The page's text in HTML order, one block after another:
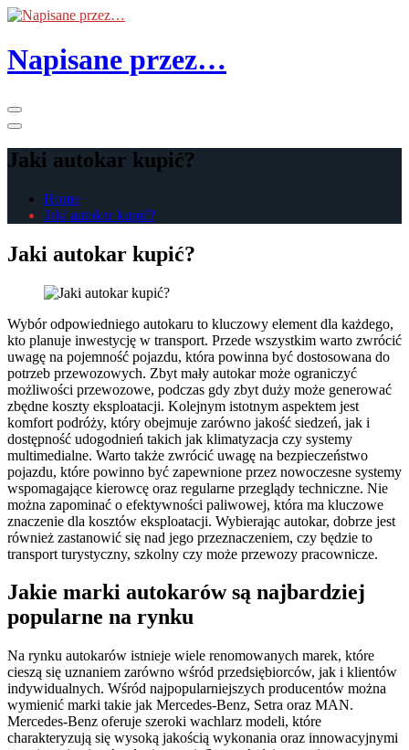
Skip
the
content
Napisane przez…
Jaki autokar kupić?
Home
Jaki autokar kupić?
Jaki autokar kupić?
Wybór odpowiedniego autokaru to kluczowy element dla każdego,
kto planuje inwestycję w transport. Przede wszystkim warto zwrócić
uwagę na pojemność pojazdu, która powinna być dostosowana do
potrzeb przewozowych. Zbyt mały autokar może ograniczyć
możliwości przewozowe, podczas gdy zbyt duży może generować
zbędne koszty eksploatacji. Kolejnym istotnym aspektem jest
komfort podróży, który obejmuje zarówno jakość siedzeń, jak i
dostępność udogodnień takich jak klimatyzacja czy systemy
multimedialne. Warto także zwrócić uwagę na bezpieczeństwo
pojazdu, które powinno być zapewnione przez nowoczesne systemy
wspomagające kierowcę oraz regularne przeglądy techniczne. Nie
można zapominać o efektywności paliwowej, która ma kluczowe
znaczenie dla kosztów eksploatacji. Wybierając autokar, dobrze jest
również zastanowić się nad jego przeznaczeniem, czy będzie to
transport turystyczny, szkolny czy może przewozy pracownicze.
Jakie marki autokarów są najbardziej
popularne na rynku
Na rynku autokarów istnieje wiele renomowanych marek, które
cieszą się uznaniem zarówno wśród przedsiębiorców, jak i klientów
indywidualnych. Wśród najpopularniejszych producentów można
wymienić marki takie jak Mercedes-Benz, Setra oraz MAN.
Mercedes-Benz oferuje szeroki wachlarz modeli, które
charakteryzują się wysoką jakością wykonania oraz innowacyjnymi